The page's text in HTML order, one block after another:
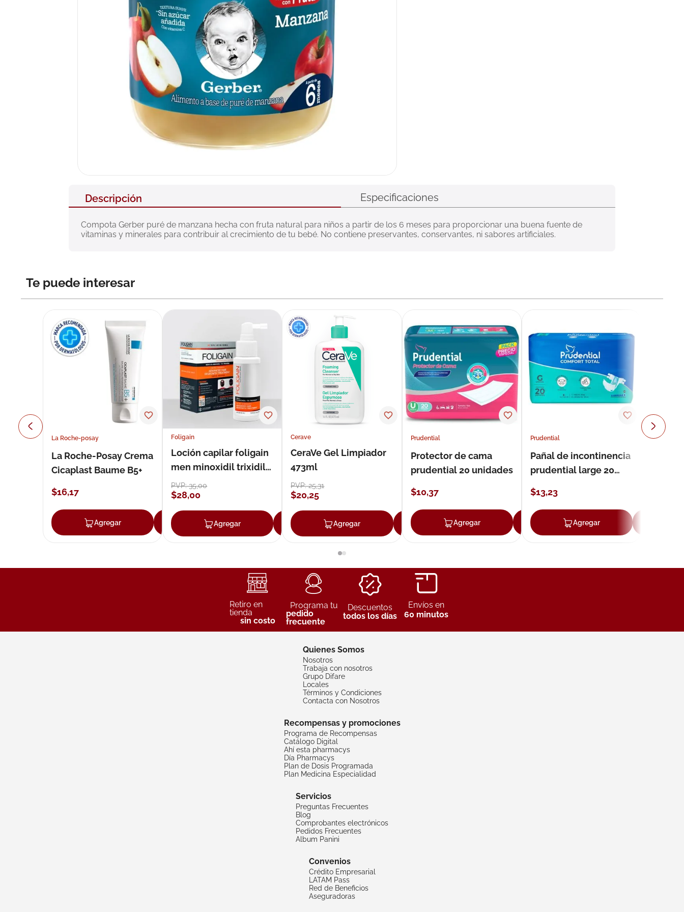
Descripción Especificaciones
Compota Gerber puré de manzana hecha con fruta natural para niños a partir de los 6 meses para proporcionar una buena fuente de
vitaminas y minerales para contribuir al crecimiento de tu bebé. No contiene preservantes, conservantes, ni sabores artificiales.
Te puede interesar
La Roche-posay
La Roche-Posay Crema
Cicaplast Baume B5+
$16,17
Agregar Agregar
Foligain
Loción capilar foligain
men minoxidil trixidil
loción 59 ml
PVP:35,00
$28,00
Agregar Agregar
Cerave
CeraVe Gel Limpiador
473ml
PVP:25,31
$20,25
Agregar Agregar
Prudential
Protector de cama
prudential 20 unidades
$10,37
Agregar Agregar
Prudential
Pañal de incontinencia
prudential large 20
$13,23
Agregar
Retiro en
tienda
sin costo
Programa tu
pedido
frecuente
Descuentos
todos los días
Envíos en
60 minutos
Quienes Somos
Nosotros
Trabaja con nosotros
Grupo Difare
Locales
Términos y Condiciones
Contacta con Nosotros
Recompensas y promociones
Programa de Recompensas
Catálogo Digital
Ahí esta pharmacys
Día Pharmacys
Plan de Dosis Programada
Plan Medicina Especialidad
Servicios
Preguntas Frecuentes
Blog
Comprobantes electrónicos
Pedidos Frecuentes
Album Panini
Convenios
Crédito Empresarial
LATAM Pass
Red de Beneficios
Aseguradoras
neumoflux